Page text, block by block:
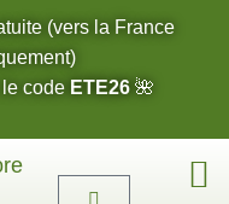
(vers la France
code ETE26🌺